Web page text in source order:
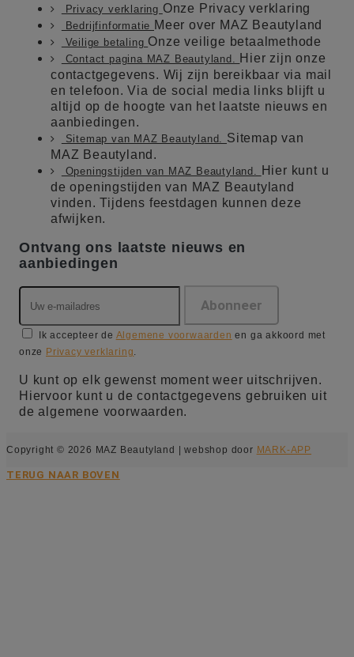
Privacy verklaring Onze Privacy verklaring
Bedrijfinformatie Meer over MAZ Beautyland
Veilige betaling Onze veilige betaalmethode
Contact pagina MAZ Beautyland.
Hier zijn onze
contactgegevens. Wij zijn bereikbaar via mail
en telefoon. Via de social media links blijft u
altijd op de hoogte van het laatste nieuws en
aanbiedingen.
Sitemap van MAZ Beautyland. Sitemap van
MAZ Beautyland.
Openingstijden van MAZ Beautyland.
Hier kunt u
de openingstijden van MAZ Beautyland
vinden. Tijdens feestdagen kunnen deze
afwijken.
Ontvang ons laatste nieuws en
aanbiedingen
Ik accepteer de Algemene voorwaarden en ga akkoord met
onze Privacy verklaring.
U kunt op elk gewenst moment weer uitschrijven.
Hiervoor kunt u de contactgegevens gebruiken uit
de algemene voorwaarden.
Copyright © 2026 MAZ Beautyland | webshop door MARK-APP
TERUG NAAR BOVEN